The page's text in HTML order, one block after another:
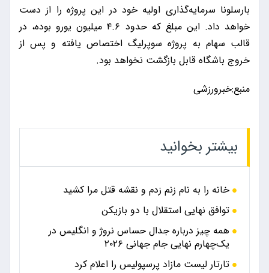
بارسلونا سرمایه‌گذاری اولیه خود در این پروژه را از دست
خواهد داد. این مبلغ که حدود ۴.۶ میلیون یورو بوده، در
قالب سهام به پروژه سوپرلیگ اختصاص یافته و پس از
خروج باشگاه قابل بازگشت نخواهد بود.
منبع:خبرورزشی
بیشتر بخوانید
خانه را به نام زنم زدم و نقشه قتل مرا کشید
توافق نهایی استقلال با دو بازیکن
همه چیز درباره جدال حساس نروژ و انگلیس در
یک‌چهارم نهایی جام جهانی ۲۰۲۶
تارتار لیست مازاد پرسپولیس را اعلام کرد